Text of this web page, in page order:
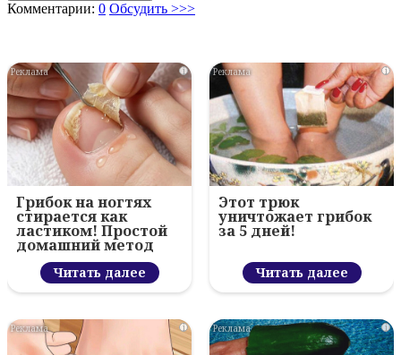
Комментарии: 0 Обсудить >>>
i
Грибок на ногтях
стирается как
ластиком! Простой
домашний метод
Читать далее
i
Этот трюк
уничтожает грибок
за 5 дней!
Читать далее
i i